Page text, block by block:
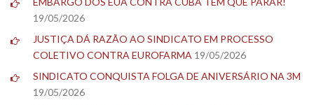
19/05/2026
JUSTIÇA DÁ RAZÃO AO SINDICATO EM PROCESSO
COLETIVO CONTRA EUROFARMA 19/05/2026
SINDICATO CONQUISTA FOLGA DE ANIVERSÁRIO NA 3M
19/05/2026